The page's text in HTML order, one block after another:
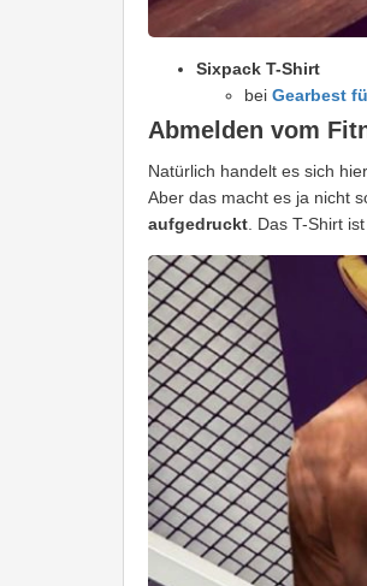
Sixpack T-Shirt
bei Gearbest
Abmelden vom
Natürlich handelt es sich
Aber das macht es ja nicht
aufgedruckt . Das T-Shirt